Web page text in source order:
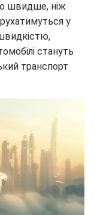
швидше, ніж
у
стануть
транспорт